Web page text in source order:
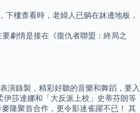
樓查看時，老婦人已躺在牀邊地板，
劇情是接在《復仇者聯盟：終局之
演錄製，精彩好聽的音樂和舞蹈，要入
莎達娜和「大反派上校」史蒂芬朗等
隆聚首合作，更令影迷雀躍不已！ 其